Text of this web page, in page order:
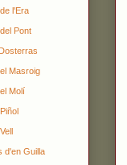
l'Era
Pont
Masroig
Molí
d'en Guilla